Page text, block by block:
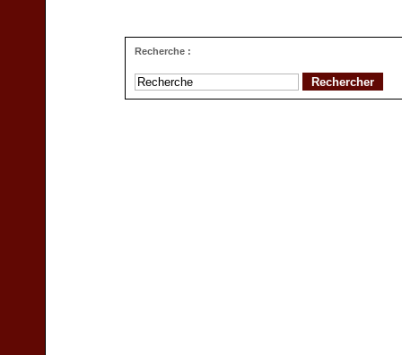
Recherche :